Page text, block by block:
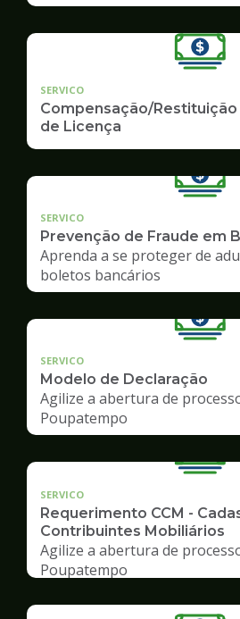
SERVICO
Compensação/Restituição
de Licença
SERVICO
Prevenção de Fraude em
Aprenda a se proteger de
boletos bancários
SERVICO
Modelo de Declaração
Agilize a abertura de
Poupatempo
SERVICO
Requerimento CCM -
Contribuintes Mobiliários
Agilize a abertura de
Poupatempo